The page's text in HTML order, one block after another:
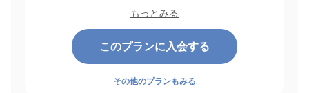
もっとみる
このプランに入会する
その他のプランもみる